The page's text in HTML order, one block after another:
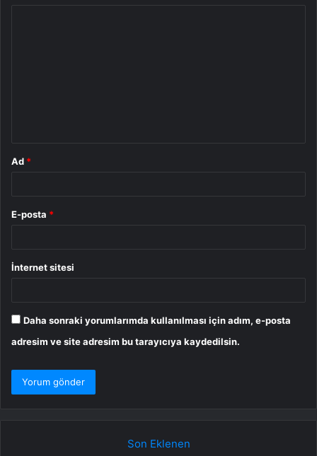
Ad *
E-posta *
İnternet sitesi
Daha sonraki yorumlarımda kullanılması için adım, e-posta
adresim ve site adresim bu tarayıcıya kaydedilsin.
Son Eklenen